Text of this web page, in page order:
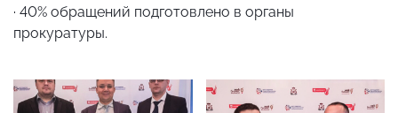
· 40% обращений подготовлено в органы
прокуратуры.